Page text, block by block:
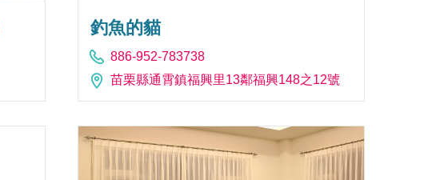
釣魚的貓
886-952-783738
苗栗縣通霄鎮福興里13鄰福興148之12號